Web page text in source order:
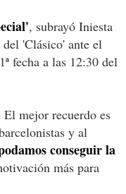
, subrayó Iniesta
'Clásico' ante el
fecha a las 12:30 del
mejor recuerdo es
y al
conseguir la
más para